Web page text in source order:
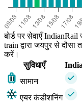
बोर्ड पर सेवाएँ
train द्वारा जयपुर से
करें।
सुविधाएँ
सामान
एयर कंडीशनिंग